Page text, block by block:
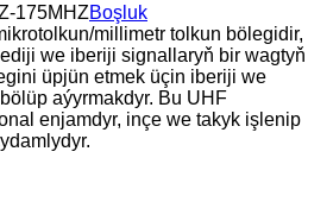
175MHZBoşluk
millimetr tolkun bölegidir,
we iberiji signallaryň bir wagtyň
üpjün etmek üçin iberiji we
aýyrmakdyr. Bu UHF
enjamdyr, inçe we takyk işlenip